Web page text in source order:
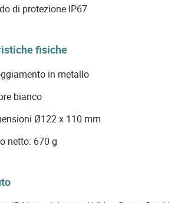
di protezione IP67
fisiche
in metallo
bianco
Ø122 x 110 mm
netto: 670 g